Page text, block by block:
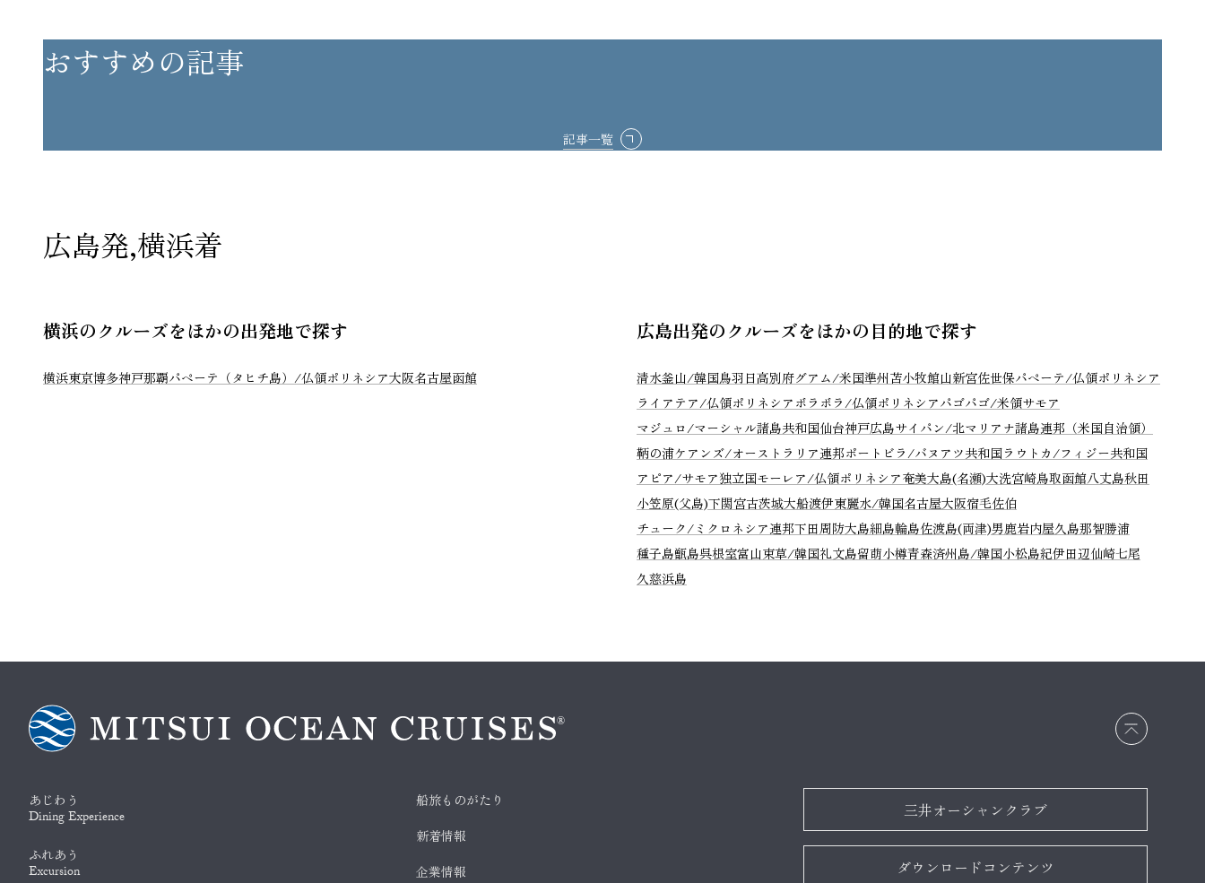
おすすめの記事
記事一覧
広島発,横浜着
横浜のクルーズをほかの出発地で探す
横浜東京博多神戸那覇パペーテ（タヒチ島）/仏領ポリネシア大阪名古屋函館
広島出発のクルーズをほかの目的地で探す
清水釜山/韓国鳥羽 日高別府グアム/米国準州苫小牧館山新宮佐世保パペーテ/仏領ポリネシア
ライアテア/仏領ポリネシア ボラボラ/仏領ポリネシアパゴパゴ/米領サモア
マジュロ/マーシャル諸島共和国仙台神戸広島サイパン/北マリアナ諸島連邦（米国自治領）
鞆の浦ケアンズ/オーストラリア連邦ポートビラ/バヌアツ共和国ラウトカ/フィジー共和国
アピア/サモア独立国モーレア/仏領ポリネシア奄美大島(名瀬)大洗宮崎鳥取函館八丈島秋田
小笠原(父島)下関宮古茨城大船渡伊東麗水/韓国名古屋大阪宿毛佐伯
チューク/ミクロネシア連邦下田周防大島細島輪島佐渡島(両津)男鹿岩内屋久島那智勝浦
種子島甑島呉根室富山束草/韓国礼文島留萌小樽青森済州島/韓国小松島紀伊田辺仙崎七尾
久慈浜島
画面
最上
あじわう
Dining Experience
ふれあう
Excursion
船旅ものがたり
新着情報
企業情報
三井オーシャンクラブ
ダウンロードコンテンツ